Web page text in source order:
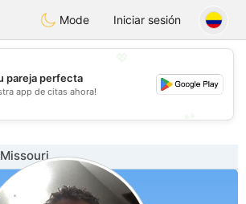
olombiaCitas
Mode Iniciar sesión
💕
pareja perfecta
app de citas ahora!